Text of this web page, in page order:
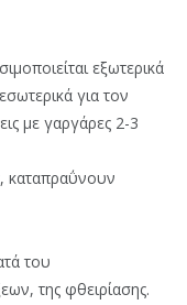
εξωτερικά
για τον
με γαργάρες 2-3
καταπραΰνουν
του
της φθειρίασης.